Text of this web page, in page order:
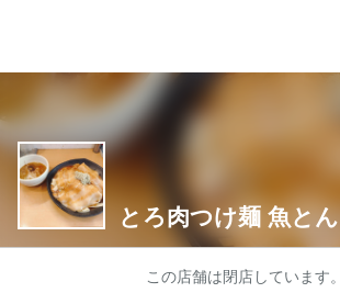
とろ肉つけ麺 魚とん
この店舗は閉店しています。